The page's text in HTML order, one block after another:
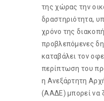
της χώρας την
δραστηριότητα,
χρόνο της
προβλεπόμενες
καταβάλει τον
περίπτωση του
η Ανεξάρτητη
(ΑΑΔΕ) μπορεί να